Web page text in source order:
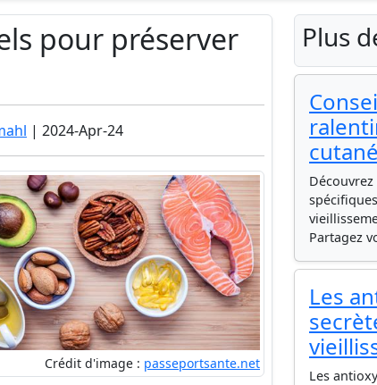
pour préserver
| 2024-Apr-24
Crédit d'image : passeportsante.net
Plus
Partagez
Les
Les